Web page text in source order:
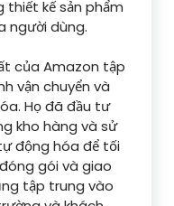
kế sản phẩm
người dùng.
của Amazon tập
vận chuyển và
Họ đã đầu tư
kho hàng và sử
động hóa để tối
gói và giao
tập trung vào